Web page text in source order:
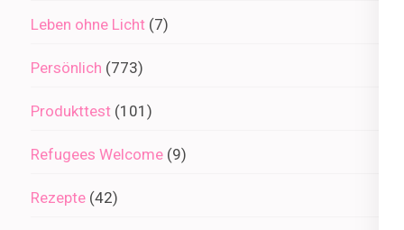
Leben ohne Licht (7)
Persönlich (773)
Produkttest (101)
Refugees Welcome (9)
Rezepte (42)